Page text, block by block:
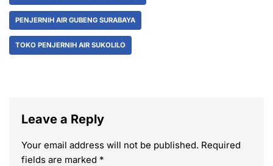
PENJERNIH AIR GUBENG SURABAYA
TOKO PENJERNIH AIR SUKOLILO
Leave a Reply
Your email address will not be published. Required
fields are marked *